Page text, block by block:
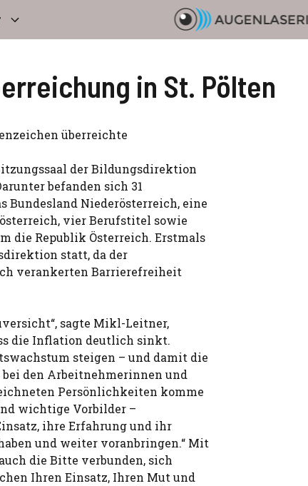
in St. Pölten
überreichte
der Bildungsdirektion
befanden sich 31
Bundesland Niederösterreich, eine
vier Berufstitel sowie
die Republik Österreich. Erstmals
statt, da der
verankerten Barrierefreiheit
sagte Mikl-Leitner,
die Inflation deutlich sinkt.
steigen – und damit die
den Arbeitnehmerinnen und
Persönlichkeiten komme
wichtige Vorbilder –
ihre Erfahrung und ihr
und weiter voranbringen.“ Mit
die Bitte verbunden, sich
Ihren Einsatz, Ihren Mut und